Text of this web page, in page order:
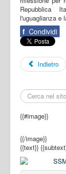
Repubblica
l'uguaglianza e
f Condividi
Indietro
{{#image}}
{{/image}}
{{text}}